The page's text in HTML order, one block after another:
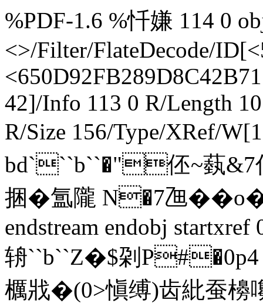
%PDF-1.6 %忏嫌 114 0
<>/Filter/FlateDecode/
42]/Info 113 0 R/Length
R/Size 156/Type/XRef/
bd```b``�"伾~蓺
捆�氲隴 N�7乪
endstream endobj
辀``b``Z�$刴
櫔戕�(0>愼缚)齿紕蚕櫋